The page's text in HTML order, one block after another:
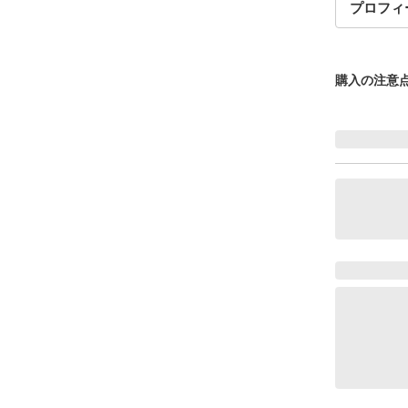
プロフ
購入の注意